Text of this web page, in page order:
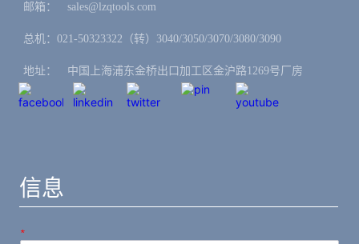
邮箱：ㅤsales@lzqtools.com
总机：021-50323322（转）3040/3050/3070/3080/3090
地址：ㅤ中国上海浦东金桥出口加工区金沪路1269号厂房
信息
*